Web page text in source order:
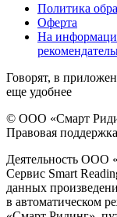
Политика
Оферта
На
Говорят, в
еще удобнее
© ООО «Смарт
Правовая
Деятельность ООО
Сервис Smart
данных
в автоматическом